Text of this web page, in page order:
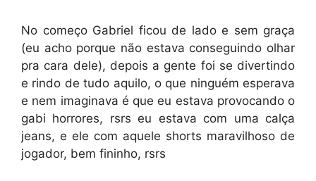
No começo Gabriel ficou de lado e sem graça
(eu acho porque não estava conseguindo olhar
pra cara dele), depois a gente foi se divertindo
e rindo de tudo aquilo, o que ninguém esperava
e nem imaginava é que eu estava provocando o
gabi horrores, rsrs eu estava com uma calça
jeans, e ele com aquele shorts maravilhoso de
jogador, bem fininho, rsrs